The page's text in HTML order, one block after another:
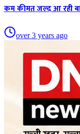
कम कीमत जल्द आ रही
over 3 years ago